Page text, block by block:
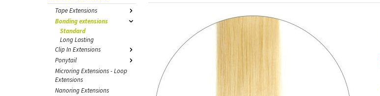
Tape Extensions
Bonding extensions
Standard
Long Lasting
Clip In Extensions
Ponytail
Microring Extensions - Loop
Extensions
Nanoring Extensions